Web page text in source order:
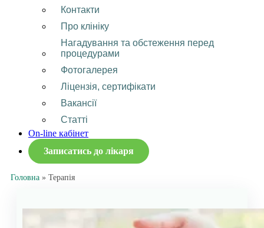
Контакти
Про клініку
Нагадування та обстеження перед
процедурами
Фотогалерея
Ліцензія, сертифікати
Вакансії
Статті
On-line кабінет
Записатись до лікаря
Головна » Терапія